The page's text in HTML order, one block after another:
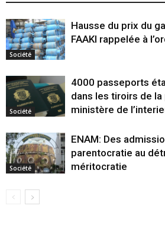
Société
Hausse du prix du
FAAKI rappelée à
Société
4000 passeports
dans les tiroirs de
ministère de
Société
ENAM: Des
parentocratie au
méritocratie